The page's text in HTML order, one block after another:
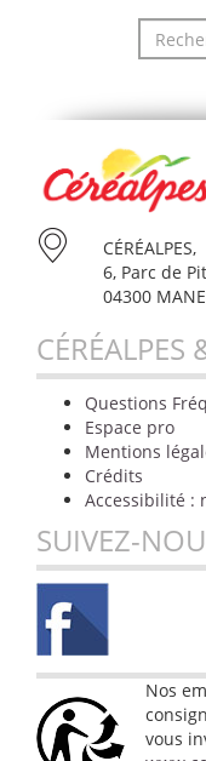
CÉRÉALPES,
6, Parc de
04300 MANE
CÉRÉALPES
Questions
Espace pro
Mentions
Crédits
Accessibilité :
SUIVEZ-
Nos
vous